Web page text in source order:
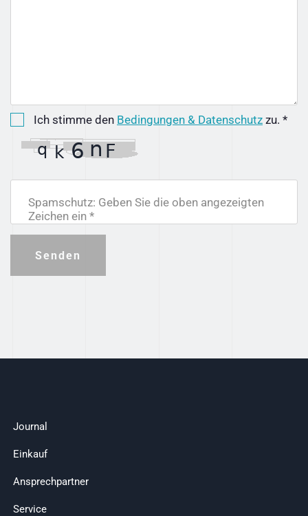
Ich stimme den Bedingungen & Datenschutz zu. *
Spamschutz: Geben Sie die oben angezeigten
Zeichen ein *
Senden
Journal
Einkauf
Ansprechpartner
Service